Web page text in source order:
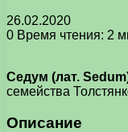
26.02.2020
0 Время чтения: 2
Седум (лат.
семейства
Описание